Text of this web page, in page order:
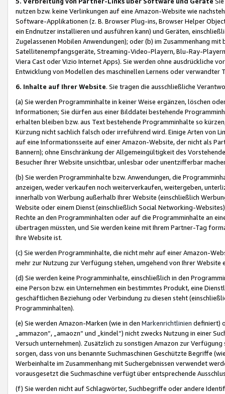
nutzen bzw. keine Verlinkungen auf eine Amazon-Website wie
Software-Applikationen (z. B. Browser Plug-ins, Browser Helper
ein Endnutzer installieren und ausführen kann) und Geräten,
Zugelassenen Mobilen Anwendungen); oder (b) im Zusammenhang
Satellitenempfangsgeräte, Streaming-Video-Playern, Blu-Ray-
Viera Cast oder Vizio Internet Apps). Sie werden ohne ausdrückliche
Entwicklung von Modellen des maschinellen Lernens oder
6. Inhalte auf Ihrer Website. Sie tragen die ausschließliche
(a) Sie werden Programminhalte in keiner Weise ergänzen, löschen
Informationen; Sie dürfen aus einer Bilddatei bestehende
erhalten bleiben bzw. aus Text bestehende Programminhalte so
Kürzung nicht sachlich falsch oder irreführend wird. Einige Arten von
auf eine Informationsseite auf einer Amazon-Website, der nicht als
Bannern); ohne Einschränkung der Allgemeingültigkeit des
Besucher Ihrer Website unsichtbar, unlesbar oder unentzifferbar
(b) Sie werden Programminhalte bzw. Anwendungen, die
anzeigen, weder verkaufen noch weiterverkaufen, weitergeben,
innerhalb von Werbung außerhalb Ihrer Website (einschließlich
Website oder einem Dienst (einschließlich Social Networking-
Rechte an den Programminhalten oder auf die Programminhalte an
übertragen müssten, und Sie werden keine mit Ihrem Partner-Tag
Ihre Website ist.
(c) Sie werden Programminhalte, die nicht mehr auf einer Amazon-
mehr zur Nutzung zur Verfügung stehen, umgehend von Ihrer
(d) Sie werden keine Programminhalte, einschließlich in den
eine Person bzw. ein Unternehmen ein bestimmtes Produkt, eine
geschäftlichen Beziehung oder Verbindung zu diesen steht
Programminhalten).
(e) Sie werden Amazon-Marken (wie in den Markenrichtlinien definiert)
„ammazon“, „amaozn“ und „kindel“) nicht zwecks Nutzung in einer
Versuch unternehmen). Zusätzlich zu sonstigen Amazon zur
sorgen, dass von uns benannte Suchmaschinen Geschützte Begriffe
Werbeinhalte im Zusammenhang mit Suchergebnissen verwendet
vorausgesetzt die Suchmaschine verfügt über entsprechende
(f) Sie werden nicht auf Schlagwörter, Suchbegriffe oder andere